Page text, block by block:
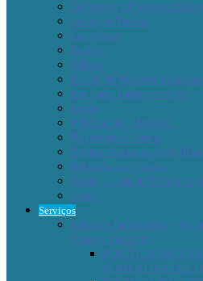
Concursos e Processos
Conselho Tutelar
Convênios
Digisus
Editais
Estudo de Impacto
Lei Paulo Gustavo – LPG
Leilão
Publicações – MROSC
Patrimônio Cultural
Política Nacional Aldir
Relatório de Vistoria
Saúde – Lista de Espera de
Sisop
Serviços
Editais e Publicações –
Lazer e Turismo
POLITICA
FOMENTO A